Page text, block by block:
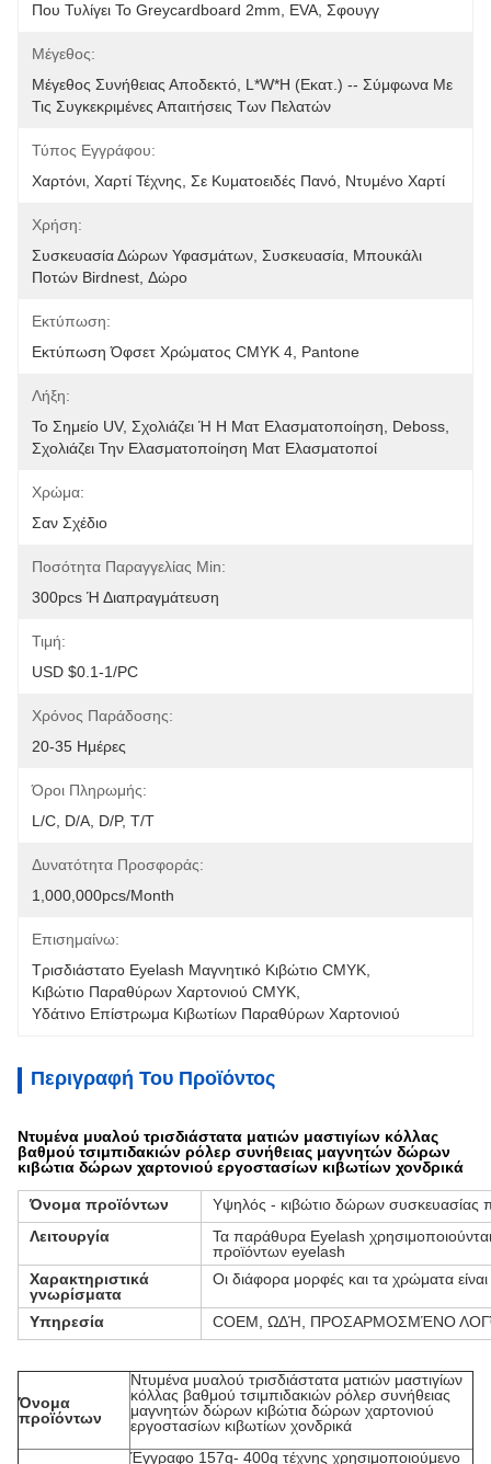
Που Τυλίγει Το Greycardboard 2mm, EVA, Σφουγγ
Μέγεθος:
Μέγεθος Συνήθειας Αποδεκτό, L*W*H (εκατ.) -- Σύμφωνα Με
Τις Συγκεκριμένες Απαιτήσεις Των Πελατών
Τύπος Εγγράφου:
Χαρτόνι, Χαρτί Τέχνης, Σε Κυματοειδές Πανό, Ντυμένο Χαρτί
Χρήση:
Συσκευασία Δώρων Υφασμάτων, Συσκευασία, Μπουκάλι
Ποτών Birdnest, Δώρο
Εκτύπωση:
Εκτύπωση Όφσετ Χρώματος CMYK 4, Pantone
Λήξη:
Το Σημείο UV, Σχολιάζει Ή Η Ματ Ελασματοποίηση, Deboss,
Σχολιάζει Την Ελασματοποίηση Ματ Ελασματοποί
Χρώμα:
Σαν Σχέδιο
Ποσότητα Παραγγελίας Min:
300pcs Ή Διαπραγμάτευση
Τιμή:
USD $0.1-1/PC
Χρόνος Παράδοσης:
20-35 Ημέρες
Όροι Πληρωμής:
L/C, D/A, D/P, T/T
Δυνατότητα Προσφοράς:
1,000,000pcs/month
Επισημαίνω:
Τρισδιάστατο Eyelash Μαγνητικό Κιβώτιο CMYK
Κιβώτιο Παραθύρων Χαρτονιού CMYK
Υδάτινο Επίστρωμα Κιβωτίων Παραθύρων Χαρτονιού
Περιγραφή Του Προϊόντος
Ντυμένα μυαλού τρισδιάστατα ματιών μαστιγίων κόλλας
βαθμού τσιμπιδακιών ρόλερ συνήθειας μαγνητών δώρων
κιβώτια δώρων χαρτονιού εργοστασίων κιβωτίων χονδρικά
Όνομα προϊόντων
Υψηλός - κιβώτιο δώρων συσκευασίας
Λειτουργία
Τα παράθυρα Eyelash
προϊόντων eyelash
Χαρακτηριστικά
γνωρίσματα
Οι διάφορα μορφές και τα χρώματα είναι
Υπηρεσία COEM, ΩΔΉ, ΠΡΟΣΑΡΜΟΣΜΈΝΟ
Όνομα
προϊόντων
Ντυμένα μυαλού τρισδιάστατα ματιών μαστιγίων
κόλλας βαθμού τσιμπιδακιών ρόλερ συνήθειας
μαγνητών δώρων κιβώτια δώρων χαρτονιού
εργοστασίων κιβωτίων χονδρικά
Έγγραφο 157g- 400g τέχνης χρησιμοποιούμενο